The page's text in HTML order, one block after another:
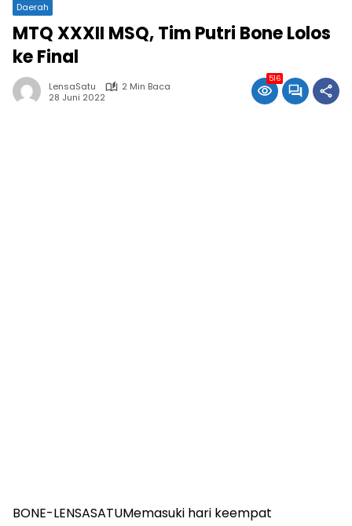
Daerah
MTQ XXXII MSQ, Tim Putri Bone Lolos
ke Final
LensaSatu
2 Min Baca
28 Juni 2022
516
BONE-LENSASATUMemasuki hari keempat